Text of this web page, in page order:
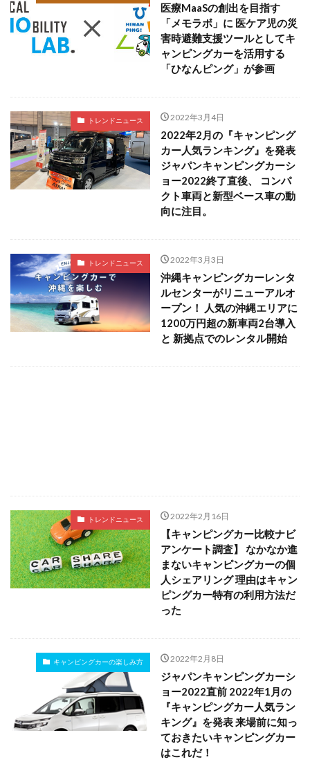
医療MaaSの創出を目指す
「メモラボ」に 医ケア児の災
害時避難支援ツールとしてキ
ャンピングカーを活用する
「ひなんピング」が参画
トレンドニュース 2022年3月4日
2022年2月の『キャンピング
カー人気ランキング』を発表
ジャパンキャンピングカーシ
ョー2022終了直後、 コンパ
クト車両と新型ベース車の動
向に注目。
トレンドニュース 2022年3月3日
沖縄キャンピングカーレンタ
ルセンターがリニューアルオ
ープン！ 人気の沖縄エリアに
1200万円超の新車両2台導入
と 新拠点でのレンタル開始
トレンドニュース 2022年2月16日
【キャンピングカー比較ナビ
アンケート調査】 なかなか進
まないキャンピングカーの個
人シェアリング 理由はキャン
ピングカー特有の利用方法だ
った
キャンピングカーの楽しみ方 2022年2月8日
ジャパンキャンピングカーシ
ョー2022直前 2022年1月の
『キャンピングカー人気ラン
キング』を発表 来場前に知っ
ておきたいキャンピングカー
はこれだ！